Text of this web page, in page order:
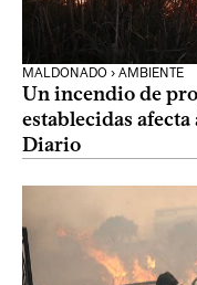
MALDONADO › AMBIENTE
Un incendio de
establecidas
Diario